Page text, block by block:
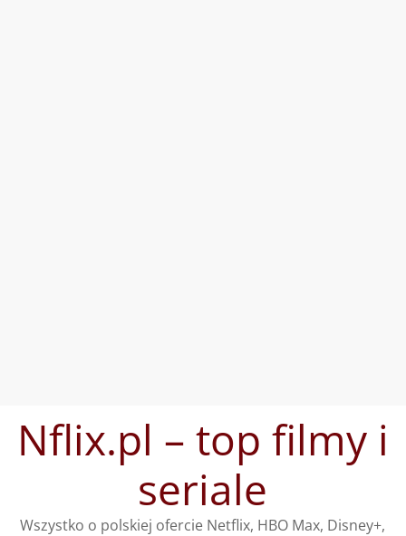
treściNflix.pl – top filmy i
seriale
Wszystko o polskiej ofercie Netflix, HBO Max, Disney+,